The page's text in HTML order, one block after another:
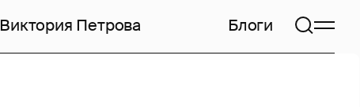
Виктория Петрова Блоги